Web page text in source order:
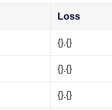
Loss
{}.{}
{}.{}
{}.{}